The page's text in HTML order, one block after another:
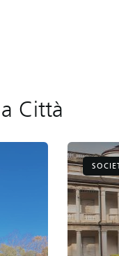
Città